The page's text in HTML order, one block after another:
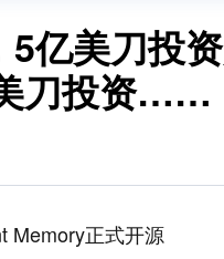
亿美刀投
刀投资……
Memory正式开源